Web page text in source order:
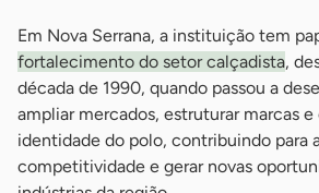
Em Nova Serrana, a instituição tem
fortalecimento do setor calçadista,
década de 1990, quando passou a
ampliar mercados, estruturar marcas e
identidade do polo, contribuindo para
competitividade e gerar novas